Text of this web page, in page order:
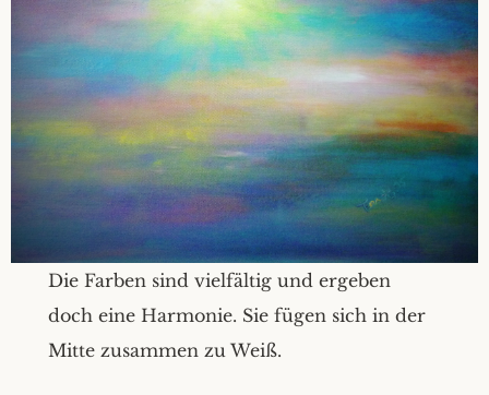
Die Farben sind vielfältig und ergeben
doch eine Harmonie. Sie fügen sich in der
Mitte zusammen zu Weiß.